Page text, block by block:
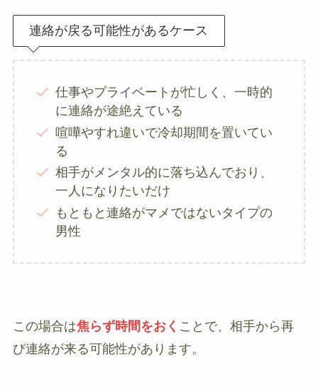
連絡が戻る可能性があるケース
仕事やプライベートが忙しく、一時的
に連絡が途絶えている
喧嘩やすれ違いで冷却期間を置いてい
る
相手がメンタル的に落ち込んでおり、
一人になりたいだけ
もともと連絡がマメではないタイプの
男性
この場合は焦らず時間をおく ことで、相手から再
び連絡が来る可能性があります。